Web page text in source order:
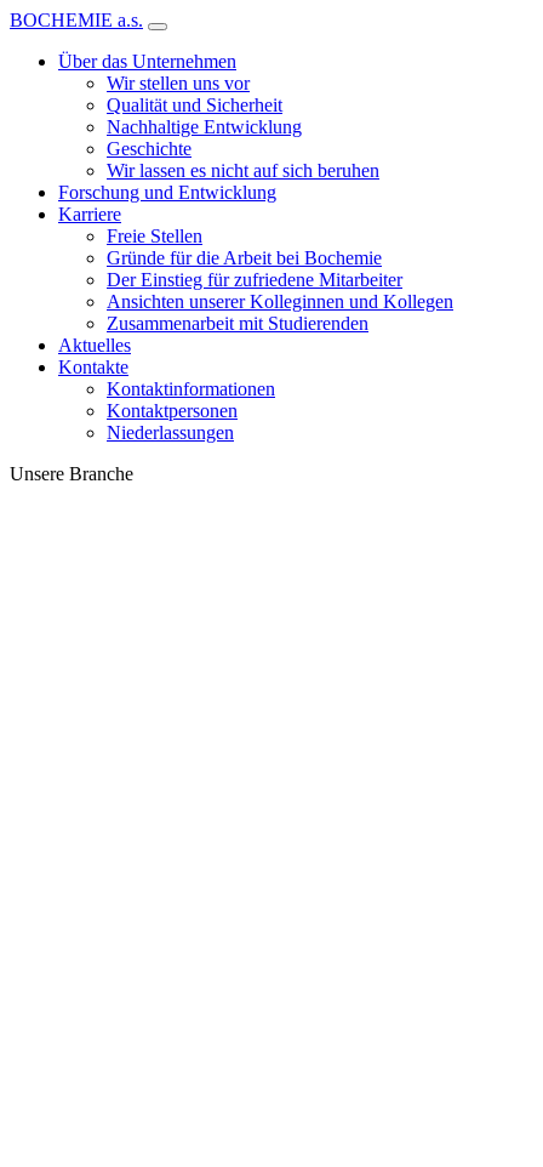
BOCHEMIE a.s.
Über das Unternehmen
Wir stellen uns vor
Qualität und Sicherheit
Nachhaltige Entwicklung
Geschichte
Wir lassen es nicht auf sich beruhen
Forschung und Entwicklung
Karriere
Freie Stellen
Gründe für die Arbeit bei Bochemie
Der Einstieg für zufriedene Mitarbeiter
Ansichten unserer Kolleginnen und Kollegen
Zusammenarbeit mit Studierenden
Aktuelles
Kontakte
Kontaktinformationen
Kontaktpersonen
Niederlassungen
Unsere Branche